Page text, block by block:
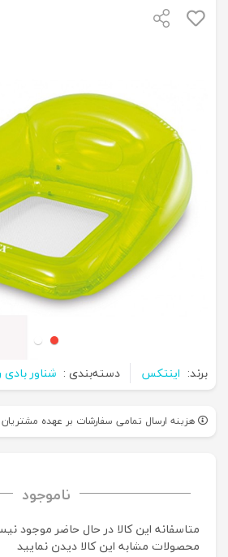
برند: اینتکس دسته‌بندی : شناور
هزینه ارسال تمامی سفارشات بر عهده
ناموجود
متاسفانه این کالا در حال حاضر موجود
محصولات مشابه این کالا دیدن نمایید